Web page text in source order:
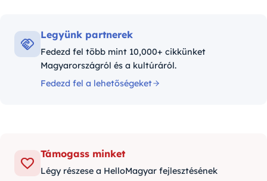
Legyünk partnerek
Fedezd fel több mint 10,000+ cikkünket
Magyarországról és a kultúráról.
Fedezd fel a lehetőségeket
Támogass minket
Légy részese a HelloMagyar fejlesztésének